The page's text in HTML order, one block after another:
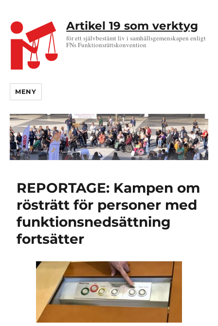
Artikel 19 som verktyg
för ett självbestämt liv i samhällsgemenskapen enligt
FNs Funktionsrättskonvention
MENY
REPORTAGE: Kampen om
rösträtt för personer med
funktionsnedsättning
fortsätter